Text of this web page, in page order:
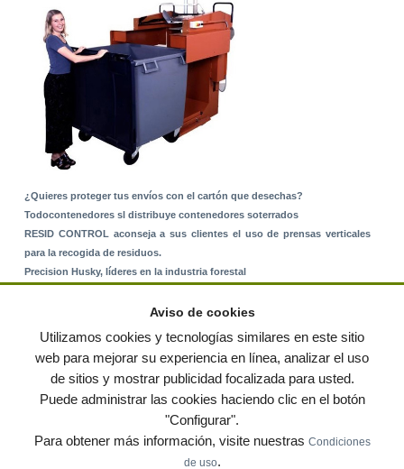
¿Quieres proteger tus envíos con el cartón que desechas?
Todocontenedores sl distribuye contenedores soterrados
RESID CONTROL aconseja a sus clientes el uso de prensas verticales
para la recogida de residuos.
Precision Husky, líderes en la industria forestal
© residuos.com - Todos los derechos reservados Política de privacidad
Condiciones de uso|Contacto |Editores|Mapa web|Preguntas frecuentes|Publica
tus anuncios gratis!
Aviso de cookies
Utilizamos cookies y tecnologías similares en este sitio
web para mejorar su experiencia en línea, analizar el uso
de sitios y mostrar publicidad focalizada para usted.
Puede administrar las cookies haciendo clic en el botón
"Configurar".
Para obtener más información, visite nuestras Condiciones
de uso.